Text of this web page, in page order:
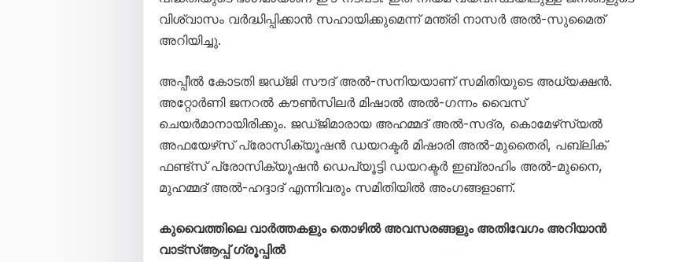
വിശ്വാസം വർദ്ധിപ്പിക്കാൻ സഹായിക്കുമെന്ന് മന്ത്രി നാസർ അൽ-സുമൈത്
അറിയിച്ചു.
അപ്പീൽ കോടതി ജഡ്ജി സൗദ് അൽ-സനിയയാണ് സമിതിയുടെ അധ്യക്ഷൻ.
അറ്റോർണി ജനറൽ കൗൺസിലർ മിഷാൽ അൽ-ഗന്നം വൈസ്
ചെയർമാനായിരിക്കും. ജഡ്ജിമാരായ അഹമ്മദ് അൽ-സദ്ര, കൊമേഴ്‌സ്യൽ
അഫയേഴ്‌സ് പ്രോസിക്യൂഷൻ ഡയറക്ടർ മിഷാരി അൽ-മുതൈരി, പബ്ലിക്
ഫണ്ട്‌സ് പ്രോസിക്യൂഷൻ ഡെപ്യൂട്ടി ഡയറക്ടർ ഇബ്രാഹിം അൽ-മുനൈ,
മുഹമ്മദ് അൽ-ഹദ്ദാദ് എന്നിവരും സമിതിയിൽ അംഗങ്ങളാണ്.
കുവൈത്തിലെ വാർത്തകളും തൊഴിൽ അവസരങ്ങളും അതിവേഗം അറിയാൻ
വാട്സ്ആപ്പ് ഗ്രൂപ്പിൽ